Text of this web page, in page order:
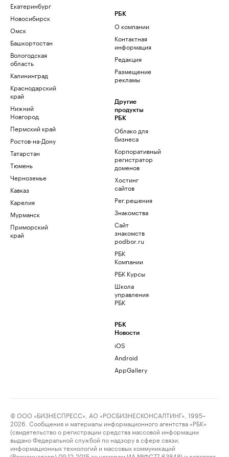
Екатеринбург
Новосибирск
Омск
Башкортостан
Вологодская
область
Калининград
Краснодарский
край
Нижний
Новгород
Пермский край
Ростов-на-Дону
Татарстан
Тюмень
Черноземье
Кавказ
Карелия
Мурманск
Приморский
край
РБК
О компании
Контактная
информация
Редакция
Размещение
рекламы
Другие
продукты
РБК
Облако для
бизнеса
Корпоративный
регистратор
доменов
Хостинг
сайтов
Рег.решения
Знакомства
Сайт
знакомств
podbor.ru
РБК
Компании
РБК Курсы
Школа
управления
РБК
РБК
Новости
iOS
Android
AppGallery
© ООО «БИЗНЕСПРЕСС», АО «РОСБИЗНЕСКОНСАЛТИНГ», 1995–
2026. Сообщения и материалы информационного агентства «РБК»
(свидетельство о регистрации средства массовой информации
выдано Федеральной службой по надзору в сфере связи,
информационных технологий и массовых коммуникаций